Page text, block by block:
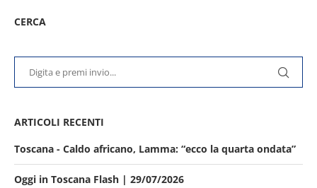
CERCA
ARTICOLI RECENTI
Toscana - Caldo africano, Lamma: “ecco la quarta ondata”
Oggi in Toscana Flash | 29/07/2026